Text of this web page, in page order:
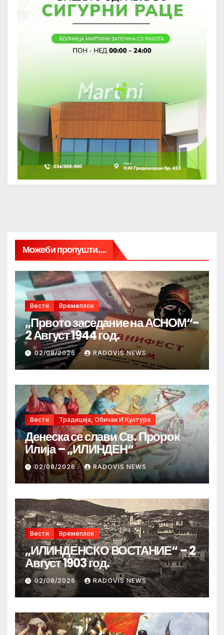
Можеби пропушти....
Вести Времеплов
„Првото заседание на АСНОМ“-
2 Август 1944 год.
02/08/2026 RADOVIS NEWS
Вести Традиција, Обичаи И Култура
Денеска се слави Св. Пророк
Илија – „ИЛИНДЕН“
02/08/2026 RADOVIS NEWS
Вести Времеплов
„ИЛИНДЕНСКО ВОСТАНИЕ“ – 2
Август 1903 год.
02/08/2026 RADOVIS NEWS